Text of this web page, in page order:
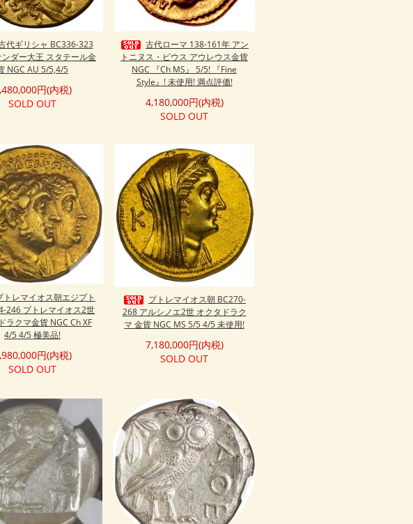
代ギリシャ BC336-323
ンダー大王 スタテール金
NGC AU 5/5,4/5
円(内税)
SOLD OUT
古代ローマ 138-161年 アン
トニヌス・ピウス アウレウス金貨
NGC 『Ch MS』 5/5! 『Fine
Style』! 未使用! 満点評価!
4,180,000円(内税)
SOLD OUT
トレマイオス朝エジプト
246 プトレマイオス2世
ラクマ金貨 NGC Ch XF
4/5 4/5 極美品!
円(内税)
SOLD OUT
プトレマイオス朝 BC270-
268 アルシノエ2世 オクタドラク
マ 金貨 NGC MS 5/5 4/5 未使用!
7,180,000円(内税)
SOLD OUT